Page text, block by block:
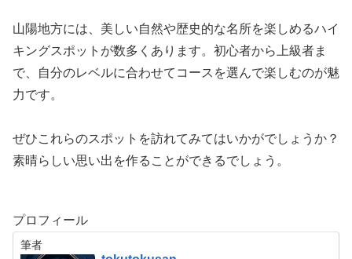
山陽地方には、美しい自然や歴史的な名所を楽しめるハイ
キングスポットが数多くあります。初心者から上級者ま
で、自分のレベルに合わせてコースを選んで楽しむのが魅
力です。
ぜひこれらのスポットを訪れてみてはいかがでしょうか？
素晴らしい思い出を作ることができるでしょう。
プロフィール
筆者